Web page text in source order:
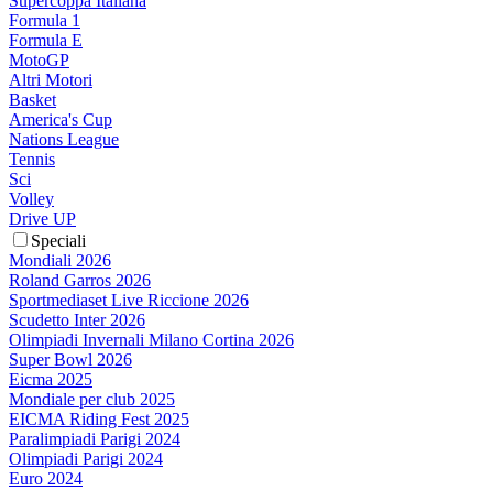
Formula 1
Formula E
MotoGP
Altri Motori
Basket
America's Cup
Nations League
Tennis
Sci
Volley
Drive UP
Speciali
Mondiali 2026
Roland Garros 2026
Sportmediaset Live Riccione 2026
Scudetto Inter 2026
Olimpiadi Invernali Milano Cortina 2026
Super Bowl 2026
Eicma 2025
Mondiale per club 2025
EICMA Riding Fest 2025
Paralimpiadi Parigi 2024
Olimpiadi Parigi 2024
Euro 2024